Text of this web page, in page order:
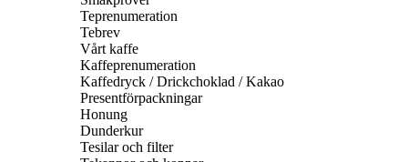
Teprenumeration
Tebrev
Vårt kaffe
Kaffeprenumeration
Kaffedryck / Drickchoklad / Kakao
Presentförpackningar
Honung
Dunderkur
Tesilar och filter